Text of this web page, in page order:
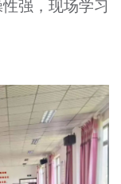
强，现场学习